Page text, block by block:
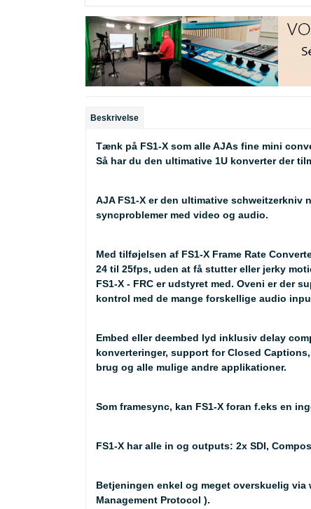
Beskrivelse
Tænk på FS1-X som alle AJAs fine mini
Så har du den ultimative 1U konverter der
AJA FS1-X er den ultimative
syncproblemer med video og audio.
Med tilføjelsen af FS1-X Frame Rate
24 til 25fps, uden at få stutter eller jerky
FS1-X - FRC er udstyret med. Oveni er der
kontrol med de mange forskellige audio
Embed eller deembed lyd inklusiv delay
konverteringer, support for Closed
brug og alle mulige andre applikationer.
Som framesync, kan FS1-X foran f.eks en
FS1-X har alle in og outputs: 2x SDI,
Betjeningen enkel og meget overskuelig
Management Protocol ).